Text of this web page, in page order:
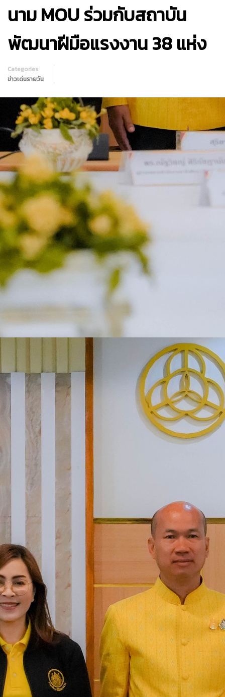
นาม MOU ร่วมกับสถาบัน
พัฒนาฝีมือแรงงาน 38 แห่ง
Categories
ข่าวเด่นรายวัน